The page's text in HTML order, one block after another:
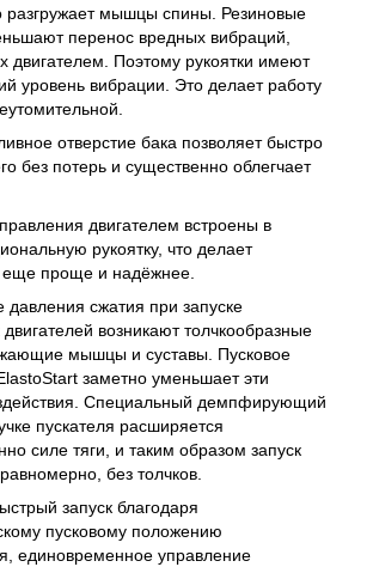
разгружает мышцы спины. Резиновые
перенос вредных вибраций,
двигателем. Поэтому рукоятки имеют
уровень вибрации. Это делает работу
отверстие бака позволяет быстро
без потерь и существенно облегчает
двигателем встроены в
рукоятку, что делает
еще проще и надёжнее.
давления сжатия при запуске
двигателей возникают толчкообразные
мышцы и суставы. Пусковое
заметно уменьшает эти
Специальный демпфирующий
пускателя расширяется
силе тяги, и таким образом запуск
без толчков.
запуск благодаря
пусковому положению
единовременное управление